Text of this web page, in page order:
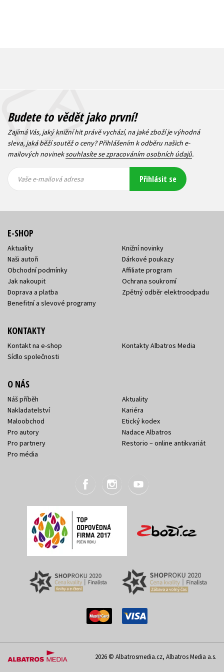
Budete to vědět jako první!
Zajímá Vás, jaký knižní hit právě vychází, na jaké zboží je výhodná
sleva, jaká běží soutěž o ceny? Přihlášením k odběru našich e-
mailových novineksouhlasíte se zpracováním osobních údajů.
mailová
mailová
Vaše e-mailová adresa Přihlásit se
E-SHOP
Aktuality
Naši autoři
Obchodní podmínky
Jak nakoupit
Doprava a platba
Benefitní a slevové programy
Knižní novinky
Dárkové poukazy
Affiliate program
Ochrana soukromí
Zpětný odběr elektroodpadu
KONTAKTY
Kontakt na e-shop
Sídlo společnosti
Kontakty Albatros Media
O NÁS
Náš příběh
Nakladatelství
Maloobchod
Pro autory
Pro partnery
Pro média
Aktuality
Kariéra
Etický kodex
Nadace Albatros
Restorio – online antikvariát
2026 © Albatrosmedia.cz, Albatros Media a.s.